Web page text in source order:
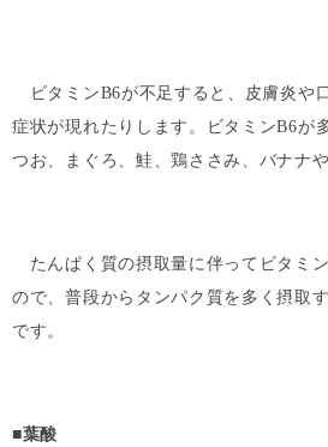
ビタミンB6が不足すると、皮膚炎や
症状が現れたりします。ビタミンB6が
つお、まぐろ、鮭、鶏ささみ、バナナ
たんぱく質の摂取量に伴ってビタミ
ので、普段からタンパク質を多く摂取
です。
■葉酸